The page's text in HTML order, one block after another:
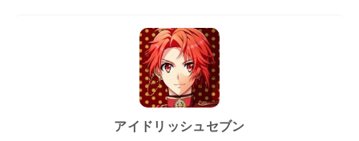
アイドリッシュセブン